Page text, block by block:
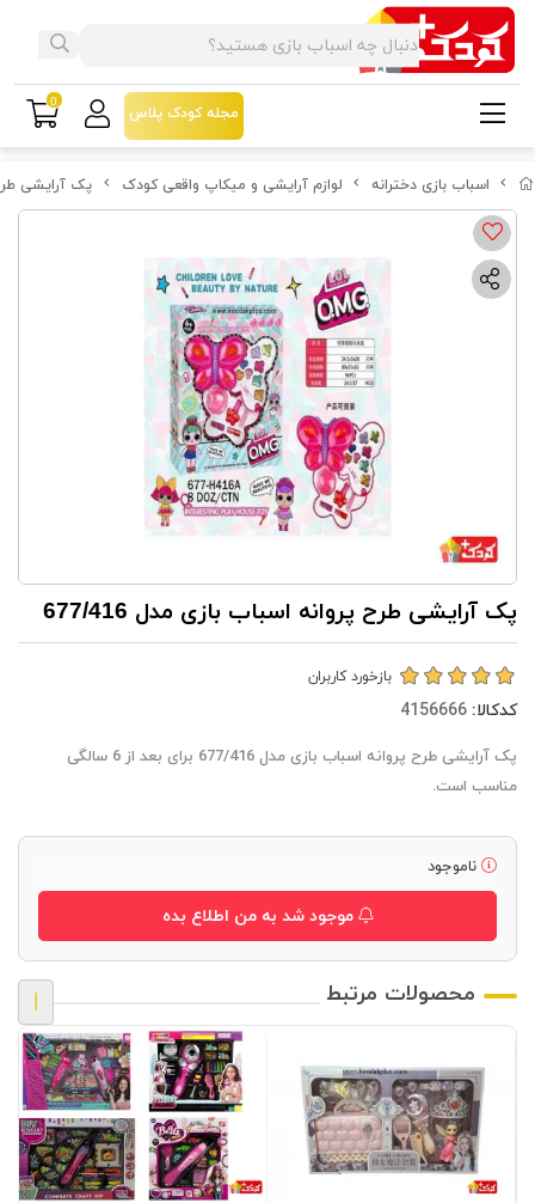
اسباب بازی دخترانه لوازم آرایشی و میکاپ واقعی کودک پک آرايشی طرح
پک آرايشی طرح پروانه اسباب بازی مدل 677/416
بازخورد کاربران
کدکالا:
پک آرايشی طرح پروانه اسباب بازی مدل 677/416 برای بعد از 6 سالگی
مناسب است.
ناموجود
موجود شد به من اطلاع بده
محصولات مرتبط
مجله کودک پلاس
0